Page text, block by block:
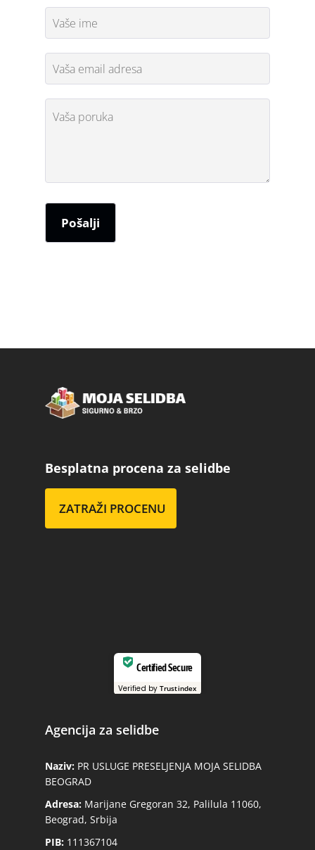
Besplatna procena za selidbe
ZATRAŽI PROCENU
Certified Secure
Verified byTrustindex
Agencija za selidbe
Naziv: PR USLUGE PRESELJENJA MOJA SELIDBA
BEOGRAD
Adresa: Marijane Gregoran 32, Palilula 11060,
Beograd, Srbija
PIB: 111367104